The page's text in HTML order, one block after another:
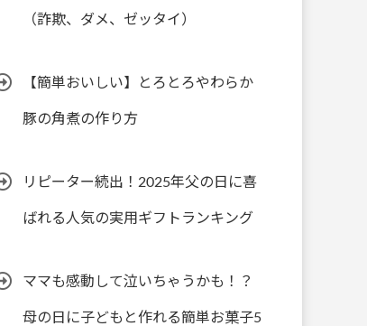
（詐欺、ダメ、ゼッタイ）
【簡単おいしい】とろとろやわらか
豚の角煮の作り方
リピーター続出！2025年父の日に喜
ばれる人気の実用ギフトランキング
ママも感動して泣いちゃうかも！？
母の日に子どもと作れる簡単お菓子5